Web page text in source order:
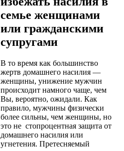
семье женщинами
или гражданскими
супругами
В то время как большинство
жертв домашнего насилия —
женщины, унижение мужчин
происходит намного чаще, чем
Вы, вероятно, ожидали. Как
правило, мужчины физически
более сильны, чем женщины, но
это не стопроцентная защита от
домашнего насилия или
угнетения. Претесняемый